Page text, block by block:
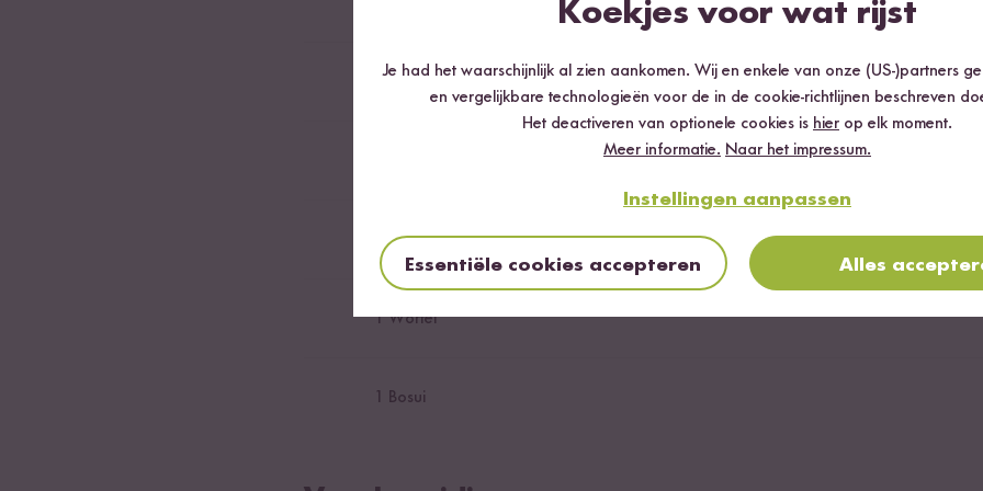
150ml Groentebouillon
50g Spinazie
1Wortel
1 Bosui
Koekjes voor wat rijst
Je had het waarschijnlijk al zien aankomen. Wij en enkele van onze (US-)partners
en vergelijkbare technologieën voor de in de cookie-richtlijnen beschreven
Het deactiveren van optionele cookies is hier op elk moment.
Meer informatie. Naar het impressum.
Instellingen aanpassen
Essentiële cookies accepteren Alles